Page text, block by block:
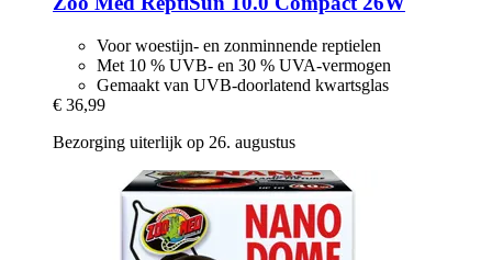
Voor woestijn- en zonminnende reptielen
Met 10 % UVB- en 30 % UVA-vermogen
Gemaakt van UVB-doorlatend kwartsglas
€ 36,99
Bezorging uiterlijk op 26. augustus